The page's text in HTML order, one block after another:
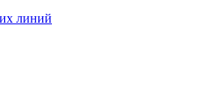
линий